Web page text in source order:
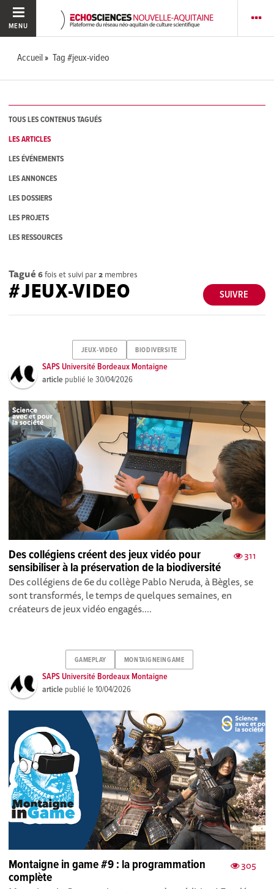
MENU
Accueil Tag #jeux-video
TOUS LES CONTENUS TAGUÉS
LES ARTICLES
LES ÉVÉNEMENTS
LES ANNONCES
LES DOSSIERS
LES PROJETS
LES RESSOURCES
Tagué 6fois et suivi par2 membres
SUIVRE
#JEUX-VIDEO
JEUX-VIDEO BIODIVERSITE
SAPS Université Bordeaux Montaigne
article publié le30/04/2026
311
Des collégiens créent des jeux vidéo pour
sensibiliser à la préservation de la biodiversité
Des collégiens de 6e du collège Pablo Neruda, à Bègles, se
sont transformés, le temps de quelques semaines, en
créateurs de jeux vidéo engagés....
GAMEPLAY MONTAIGNEINGAME
SAPS Université Bordeaux Montaigne
article publié le10/04/2026
305
Montaigne in game #9 : la programmation
complète